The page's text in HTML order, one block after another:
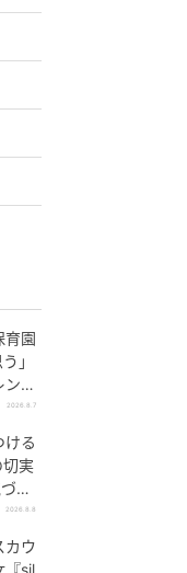
育園
」
ン
白
2026.8.7
ける
実
か
2026.8.8
カウ
『sil